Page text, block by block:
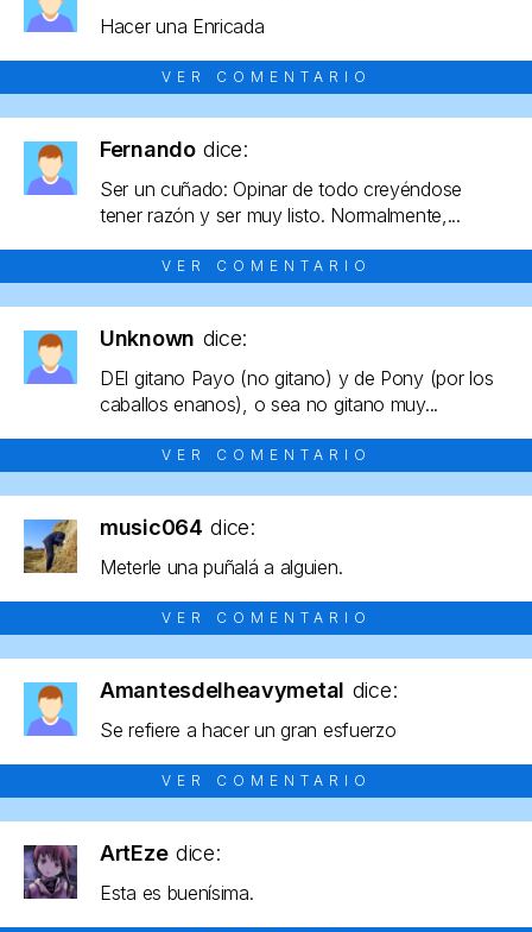
Hacer una Enricada
VER COMENTARIO
Fernando dice:
Ser un cuñado: Opinar de todo creyéndose
tener razón y ser muy listo. Normalmente,...
VER COMENTARIO
Unknown dice:
DEl gitano Payo (no gitano) y de Pony (por los
caballos enanos), o sea no gitano muy...
VER COMENTARIO
music064 dice:
Meterle una puñalá a alguien.
VER COMENTARIO
Amantesdelheavymetal dice:
Se refiere a hacer un gran esfuerzo
VER COMENTARIO
ArtEze dice:
Esta es buenísima.